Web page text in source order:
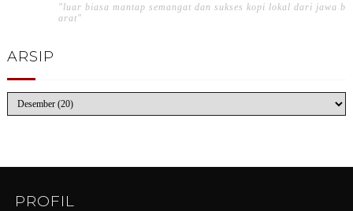
"luar biasa mantap semangat dan sukses kopi lokal dari jawa b
arat"
ARSIP
PROFIL